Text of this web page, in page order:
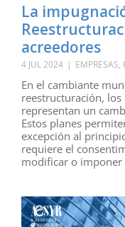
La
acreedores
4 JUL 2024 | EMPRESAS,
En el cambiante
reestructuración, los
representan un
Estos planes
excepción al
requiere el
modificar o imponer